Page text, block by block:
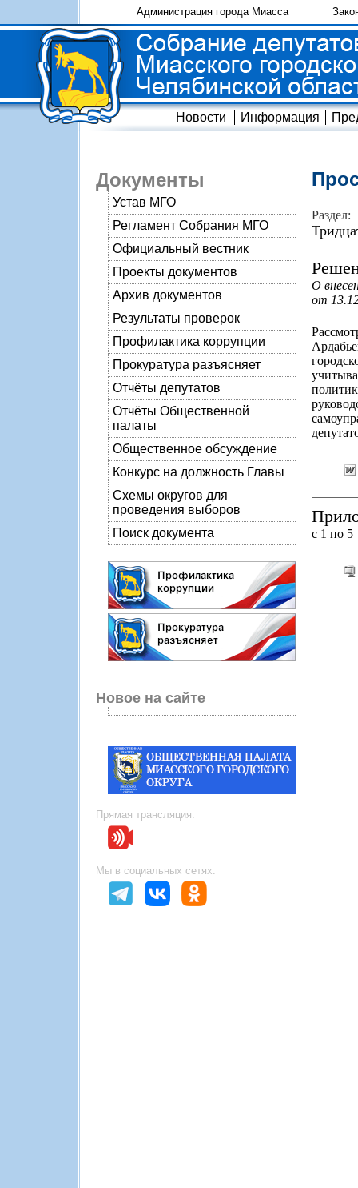
Администрация города Миасса
Новости Информация
Документы
Устав МГО
Регламент Собрания МГО
Официальный вестник
Проекты документов
Архив документов
Результаты проверок
Профилактика коррупции
Прокуратура разъясняет
Отчёты депутатов
Отчёты Общественной
палаты
Общественное обсуждение
Конкурс на должность Главы
Схемы округов для
проведения выборов
Поиск документа
Новое на сайте
Прямая трансляция:
Мы в социальных сетях:
Раздел:
О
от
с 1 по 5